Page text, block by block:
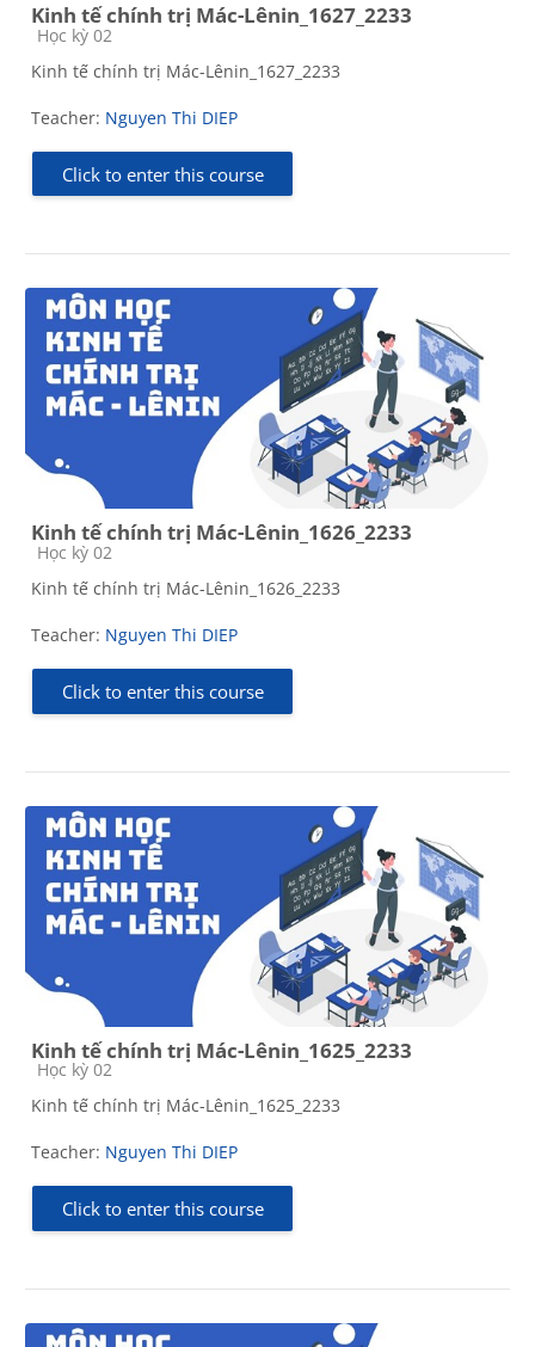
Kinh tế chính trị Mác-Lênin_1627_2233
Course category
Học kỳ 02
Kinh tế chính trị Mác-Lênin_1627_2233
Teacher: Nguyen Thi DIEP
Click to enter this course
Kinh tế chính trị Mác-Lênin_1626_2233
Course category
Học kỳ 02
Kinh tế chính trị Mác-Lênin_1626_2233
Teacher: Nguyen Thi DIEP
Click to enter this course
Kinh tế chính trị Mác-Lênin_1625_2233
Course category
Học kỳ 02
Kinh tế chính trị Mác-Lênin_1625_2233
Teacher: Nguyen Thi DIEP
Click to enter this course